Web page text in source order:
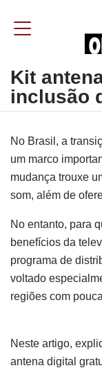
Kit
inclusão
No Brasil, a
um marco
mudança trouxe
som, além de
No entanto, para
benefícios da
programa de
voltado
regiões com
Neste artigo,
antena digital